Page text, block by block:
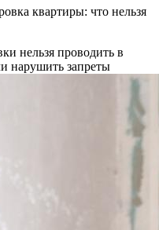
нельзя проводить в
нарушить запреты